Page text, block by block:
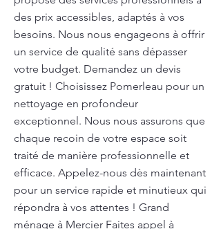
des prix accessibles, adaptés à vos
besoins. Nous nous engageons à offrir
un service de qualité sans dépasser
votre budget. Demandez un devis
gratuit ! Choisissez Pomerleau pour un
nettoyage en profondeur
exceptionnel. Nous nous assurons que
chaque recoin de votre espace soit
traité de manière professionnelle et
efficace. Appelez-nous dès maintenant
pour un service rapide et minutieux qui
répondra à vos attentes ! Grand
ménage à Mercier Faites appel à